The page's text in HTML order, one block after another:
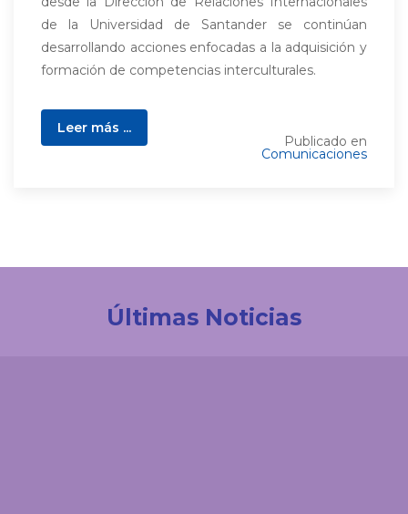
de la Universidad de Santander se continúan
desarrollando acciones enfocadas a la adquisición y
formación de competencias interculturales.
Leer más ...
Publicado en
Comunicaciones
Últimas Noticias